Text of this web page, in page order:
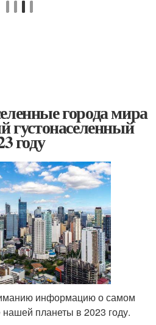
города мира
густонаселенный
году
информацию о самом
нашей планеты в 2023 году.